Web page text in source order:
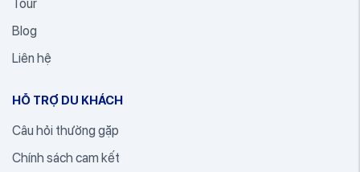
Tour
Blog
Liên hệ
HỖ TRỢ DU KHÁCH
Câu hỏi thường gặp
Chính sách cam kết